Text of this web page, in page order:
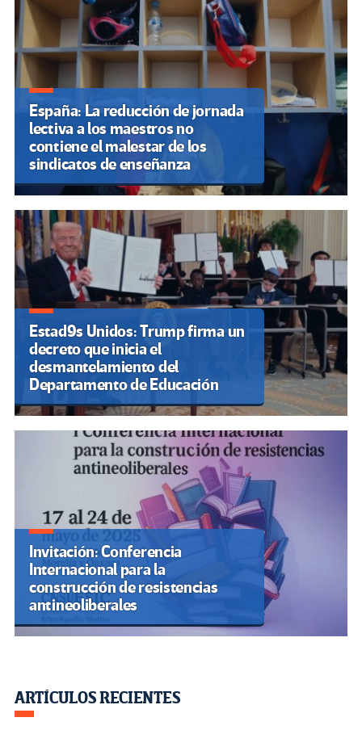
España: La reducción de jornada
lectiva a los maestros no
contiene el malestar de los
sindicatos de enseñanza
Estad9s Unidos: Trump firma un
decreto que inicia el
desmantelamiento del
Departamento de Educación
Invitación: Conferencia
Internacional para la
construcción de resistencias
antineoliberales
ARTÍCULOS RECIENTES